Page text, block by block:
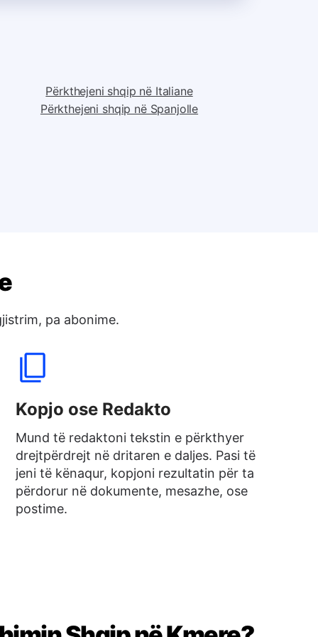
Përkthejeni shqip në Italiane
Përkthejeni shqip në Spanjolle
pa abonime.
Kopjo ose Redakto
Mund të redaktoni tekstin e përkthyer
drejtpërdrejt në dritaren e daljes. Pasi të
jeni të kënaqur, kopjoni rezultatin për ta
përdorur në dokumente, mesazhe, ose
postime.